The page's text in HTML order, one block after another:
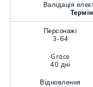
Валідація
Персонажі
3-64
Grace
40 дні
Відновлення